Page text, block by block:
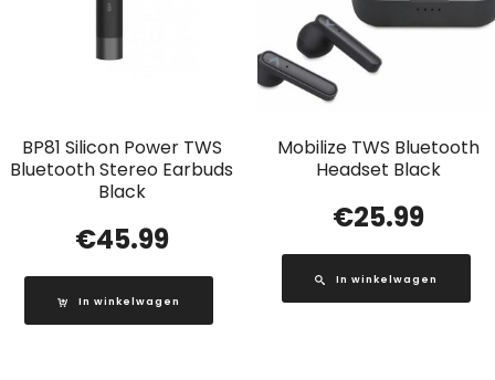
BP81 Silicon Power TWS
Bluetooth Stereo Earbuds
Black
€45.99
In winkelwagen
Mobilize TWS Bluetooth
Headset Black
€25.99
In winkelwagen